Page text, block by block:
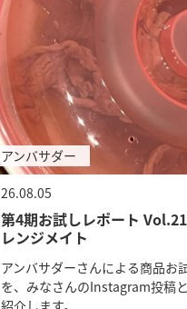
アンバサダー
26.08.05
第4期お試しレポート
レンジメイト
アンバサダーさんによる商品お
を、みなさんのInstagram投稿